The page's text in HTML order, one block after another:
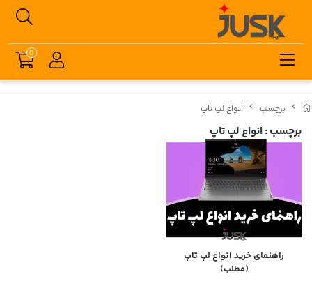
برچسب انواع لپ تاپ
برچسب: انواع لپ تاپ
راهنمای خرید انواع لپ تاپ
(مطلب)
0